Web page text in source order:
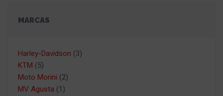
MARCAS
Harley-Davidson (3)
KTM (5)
Moto Morini (2)
MV Agusta (1)